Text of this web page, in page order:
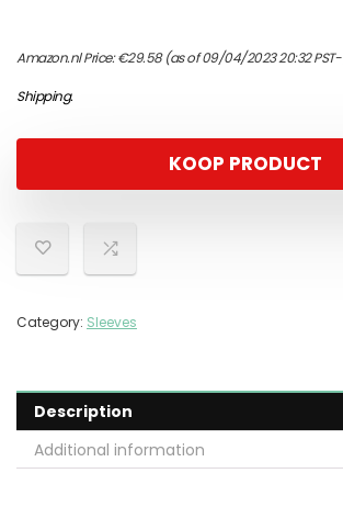
Amazon.nl Price:€29.58(as of 09/04/2023 20:32 PST-
Shipping.
KOOP PRODUCT
Category: Sleeves
Description
Additional information